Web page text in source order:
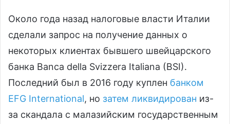
Около года назад налоговые власти Италии
сделали запрос на получение данных о
некоторых клиентах бывшего швейцарского
банка Banca della Svizzera Italiana (BSI).
Последний был в 2016 году куплен банком
EFG International, но затем ликвидирован из-
за скандала с малазийским государственным